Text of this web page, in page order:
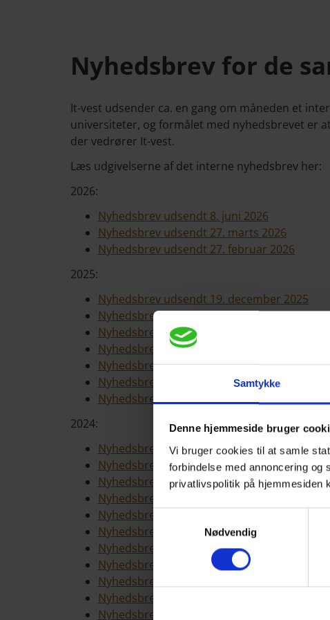
Samtykke
Denne hjemmeside bruger
Vi bruger cookies til at samle
forbindelse med annoncering og
privatlivspolitik på
Samtykkevalg
Nødvendig
Nyhedsbrev for de
It-vest udsender ca. en gang om måneden et
universiteter, og formålet med nyhedsbrevet er
der vedrører It-vest.
Læs udgivelserne af det interne nyhedsbrev her:
2026:
Nyhedsbrev udsendt 8. juni 2026
Nyhedsbrev udsendt 27. marts 2026
Nyhedsbrev udsendt 27. februar 2026
2025:
Nyhedsbrev udsendt 19. december 2025
Nyhedsbrev udsendt 30. oktober 2025
Nyhedsbrev udsendt 28. august 2025
Nyhedsbrev udsendt 2. juli 2025
Nyhedsbrev udsendt 23. maj 2025
Nyhedsbrev udsendt 24. april 2025
Nyhedsbrev udsendt 5. marts 2025
2024:
Nyhedsbrev udsendt 18. december 2024
Nyhedsbrev udsendt 16. december 2024
Nyhedsbrev udsendt 14. november 2024
Nyhedsbrev udsendt 4. oktober 2024
Nyhedsbrev udsendt 12. september 2024
Nyhedsbrev udsendt 26. juni 2024
Nyhedsbrev udsendt 24. maj 2024
Nyhedsbrev udsendt 2. maj 2024
Nyhedsbrev udsendt 22. marts 2024
Nyhedsbrev udsendt 22. februar 2024
Nyhedsbrev udsendt 30. januar 2024